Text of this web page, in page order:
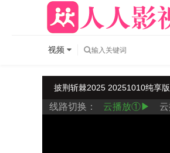
视频
披荆斩棘2025 20251010纯享版